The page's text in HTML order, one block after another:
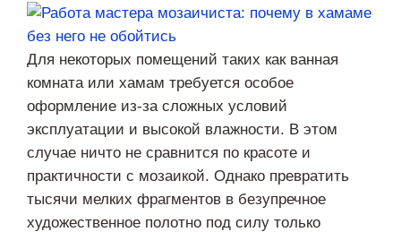
Для некоторых помещений таких как ванная
комната или хамам требуется особое
оформление из-за сложных условий
эксплуатации и высокой влажности. В этом
случае ничто не сравнится по красоте и
практичности с мозаикой. Однако превратить
тысячи мелких фрагментов в безупречное
художественное полотно под силу только